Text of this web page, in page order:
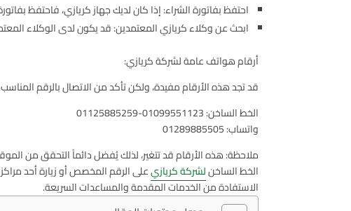
احتفظ بفاتورة الشراء: إذا كان لديك جهاز كريازي، فاحتفظ
ابحث عن وكلاء كريازي المعتمدين: قد يكون لدى الوكلاء
أرقام هواتف عامة لشركة كريازي:
قد تجد هذه الأرقام مفيدة، ولكن تأكد من الاتصال بالرقم
الخط الساخن: 01099551123-01125885259
واتساب: 01289885505
ملاحظة: هذه الأرقام قد تتغير، لذلك يُفضل دائماً التحقق من
الخط الساخنلشركة كريازي
الاستفادة من الخدمات المقدمة والمساعدات السريعة.